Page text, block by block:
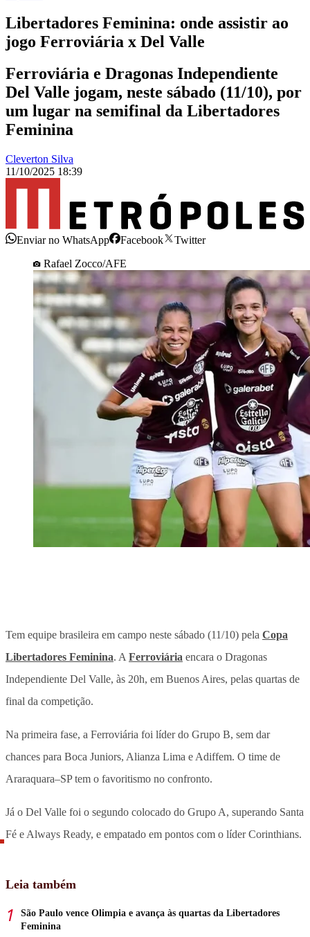
Libertadores Feminina: onde assistir ao
jogo Ferroviária x Del Valle
Ferroviária e Dragonas Independiente
Del Valle jogam, neste sábado (11/10), por
um lugar na semifinal da Libertadores
Feminina
Cleverton Silva
11/10/2025 18:39
Enviar no WhatsApp Facebook
Twitter
Rafael Zocco/AFE
Tem equipe brasileira em campo neste sábado (11/10) pela Copa
Libertadores Feminina. A Ferroviária encara o Dragonas
Independiente Del Valle, às 20h, em Buenos Aires, pelas quartas de
final da competição.
Na primeira fase, a Ferroviária foi líder do Grupo B, sem dar
chances para Boca Juniors, Alianza Lima e Adiffem. O time de
Araraquara–SP tem o favoritismo no confronto.
Já o Del Valle foi o segundo colocado do Grupo A, superando Santa
Fé e Always Ready, e empatado em pontos com o líder Corinthians.
Leia também
São Paulo vence Olimpia e avança às quartas da Libertadores
Feminina